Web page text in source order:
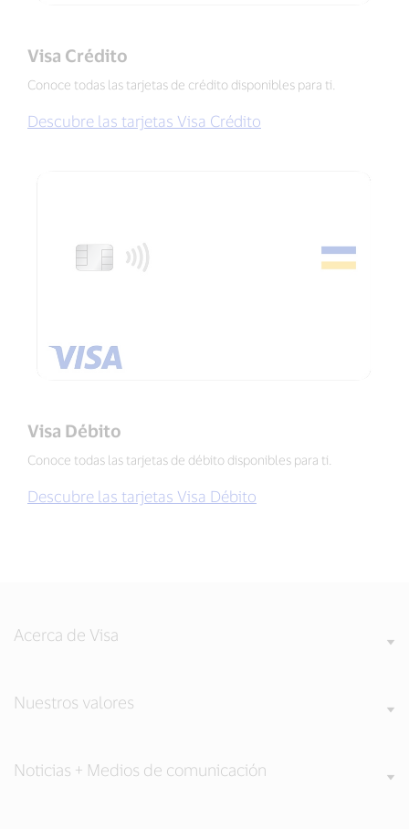
Visa Crédito
Conoce todas las tarjetas de crédito disponibles para ti.
Descubre las tarjetas Visa Crédito
Visa Débito
Conoce todas las tarjetas de débito disponibles para ti.
Descubre las tarjetas Visa Débito
Acerca de Visa
Nuestros valores
Noticias + Medios de comunicación